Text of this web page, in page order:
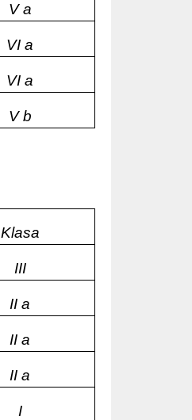
V a
VI a
VI a
V b
Klasa
III
II a
II a
II a
I